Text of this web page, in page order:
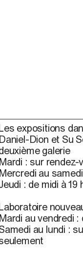
expositions
Daniel-Dion et Su
galerie
Mardi : sur
Mercredi au
: de midi à 19
Mardi au vendredi :
au lundi :